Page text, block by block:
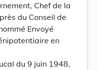
Chef de la
du Conseil de
Envoyé
en
du 9 juin 1948,